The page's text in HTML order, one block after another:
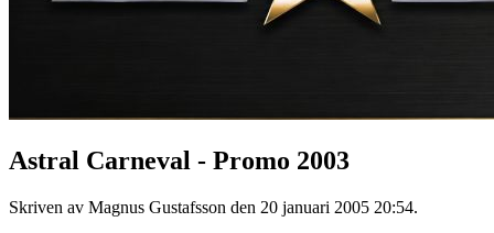
Astral Carneval - Promo 2003
Skriven av Magnus Gustafsson den 20 januari 2005 20:54.